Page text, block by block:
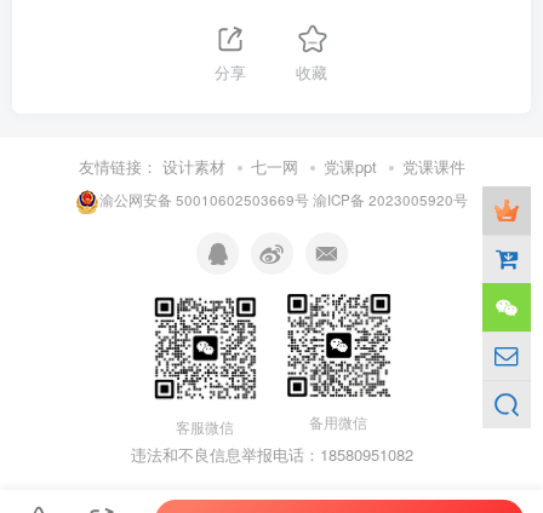
分享 收藏
友情链接： 设计素材 七一网 党课ppt 党课课件
渝公网安备 50010602503669号渝ICP备 2023005920号
客服微信 备用微信
违法和不良信息举报电话：18580951082